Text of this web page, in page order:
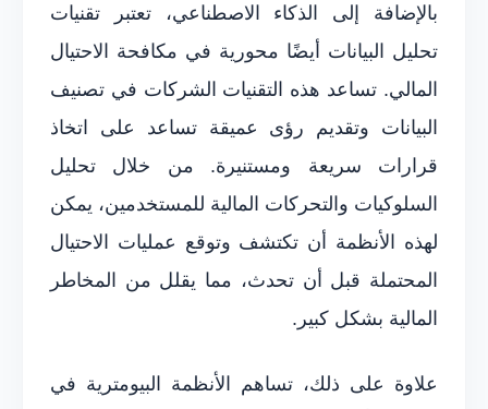
بالإضافة إلى الذكاء الاصطناعي، تعتبر تقنيات
تحليل البيانات أيضًا محورية في مكافحة الاحتيال
المالي. تساعد هذه التقنيات الشركات في تصنيف
البيانات وتقديم رؤى عميقة تساعد على اتخاذ
قرارات سريعة ومستنيرة. من خلال تحليل
السلوكيات والتحركات المالية للمستخدمين، يمكن
لهذه الأنظمة أن تكتشف وتوقع عمليات الاحتيال
المحتملة قبل أن تحدث، مما يقلل من المخاطر
المالية بشكل كبير.
علاوة على ذلك، تساهم الأنظمة البيومترية في